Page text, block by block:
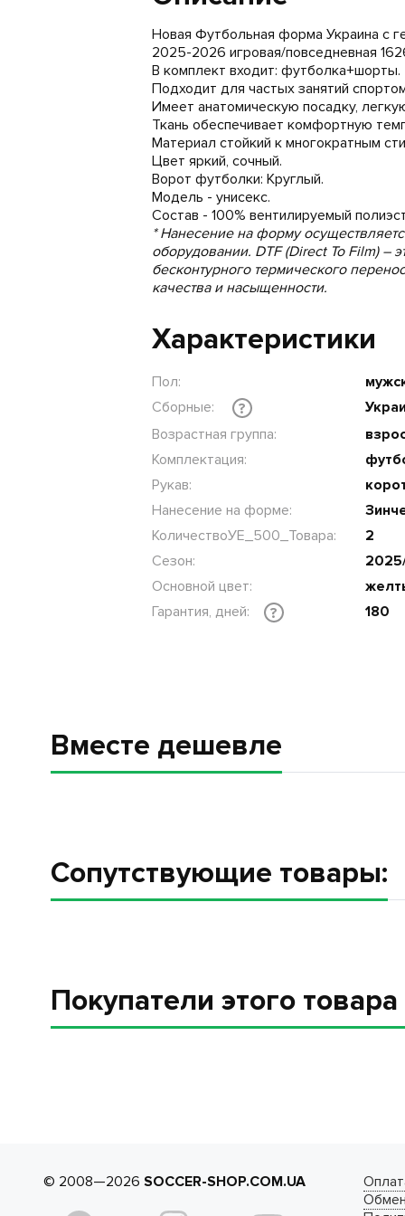
Новая Футбольная форма Украина с
2025-2026 игровая/повседневная
В комплект входит: футболка+шорты.
Подходит для частых занятий
Имеет анатомическую посадку,
Ткань обеспечивает комфортную
Материал стойкий к многократным
Цвет яркий, сочный.
Ворот футболки: Круглый.
Модель - унисекс.
Состав - 100% вентилируемый
* Нанесение на форму
оборудовании. DTF (Direct To Film) –
бесконтурного термического
качества и насыщенности.
Характеристики
Пол:
Сборные:
?
Возрастная группа:
Комплектация:
Рукав:
Нанесение на форме:
КоличествоУЕ_500_Товара:
2
Сезон:
Основной цвет:
Гарантия, дней:
? 180
Вместе дешевле
Сопутствующие товары:
Покупатели этого
© 2008—2026 SOCCER-SHOP.COM.UA